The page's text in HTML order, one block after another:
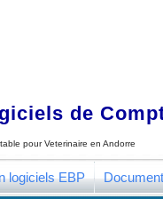
de
pour Veterinaire en Andorre
logiciels EBP